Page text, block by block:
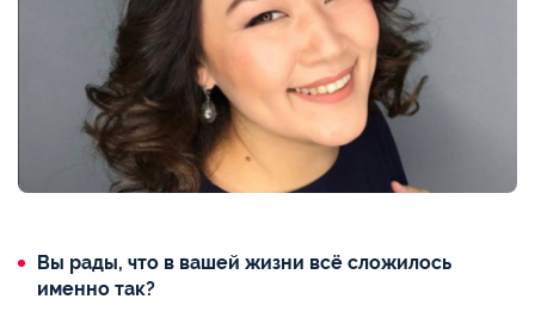
Вы рады, что в вашей жизни всё сложилось
именно так?